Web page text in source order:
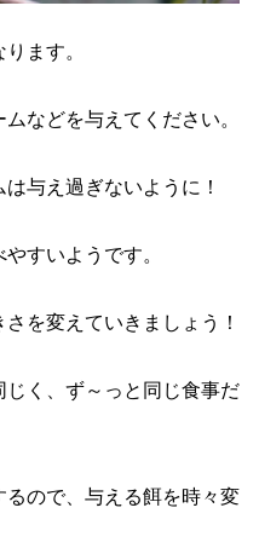
ます。
などを与えてください。
与え過ぎないように！
すいようです。
を変えていきましょう！
く、ず～っと同じ食事だ
ので、与える餌を時々変